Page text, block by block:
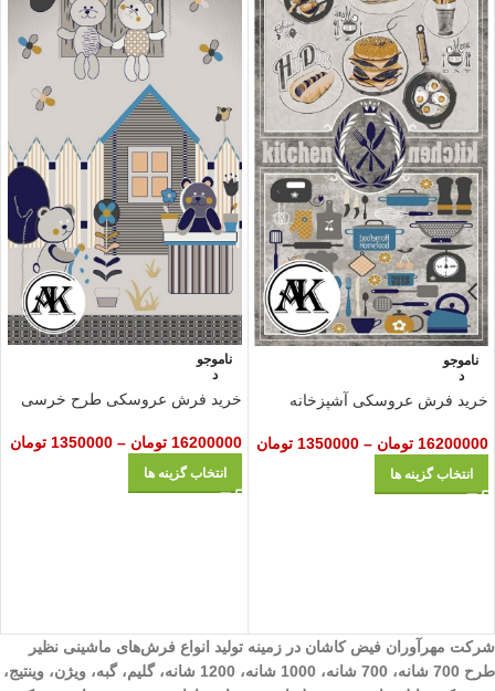
ناموجو
د
خرید فرش عروسکی آشپزخانه
16200000 تومان –
1350000 تومان
انتخاب گزینه ها
ناموجو
د
خرید فرش عروسکی طرح خرسی
16200000 تومان –
1350000 تومان
انتخاب گزینه ها
شرکت مهرآوران فیض کاشان در زمینه تولید انواع فرش‌های ماشینی نظیر
طرح 700 شانه، 700 شانه، 1000 شانه، 1200 شانه، گلیم، گبه، ویژن، وینتیج،